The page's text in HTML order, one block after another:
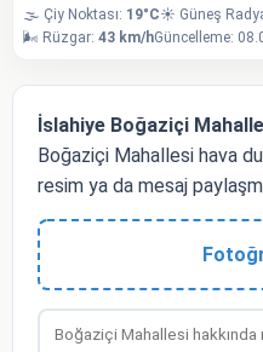
🌫️ Çiy Noktası: 19°C☀️ Güneş
🌬️ Rüzgar: 43 km/hGüncelleme:
İslahiye Boğaziçi
Boğaziçi Mahallesi hava
resim ya da mesaj